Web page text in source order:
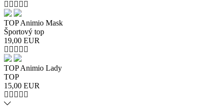
TOP Animio Mask
Športový top
19,00 EUR
TOP Animio Lady
TOP
15,00 EUR